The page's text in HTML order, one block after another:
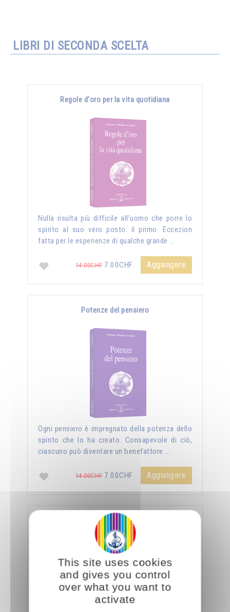
LIBRI DI SECONDA SCELTA
Regole d'oro per la vita quotidiana
Nulla risulta più difficile all’uomo che porre lo
spirito al suo vero posto: il primo. Eccezion
fatta per le esperienze di qualche grande …
14.00CHF7.00CHF Aggiungere
Potenze del pensiero
Ogni pensiero è impregnato della potenza dello
spirito che lo ha creato. Consapevole di ciò,
ciascuno può diventare un benefattore …
14.00CHF7.00CHF Aggiungere
La sessualità forza del cielo
This site uses cookies
and gives you control
over what you want to
activate